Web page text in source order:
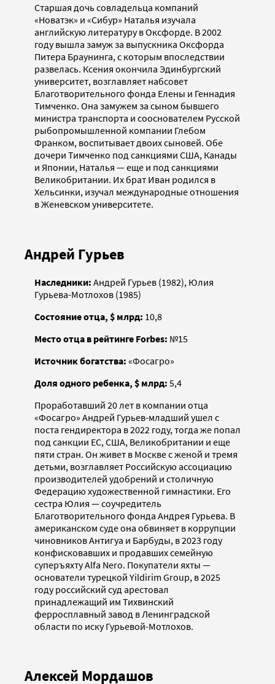
Старшая дочь совладельца компаний
«Новатэк» и «Сибур» Наталья изучала
английскую литературу в Оксфорде. В 2002
году вышла замуж за выпускника Оксфорда
Питера Браунинга, с которым впоследствии
развелась. Ксения окончила Эдинбургский
университет, возглавляет набсовет
Благотворительного фонда Елены и Геннадия
Тимченко. Она замужем за сыном бывшего
министра транспорта и сооснователем Русской
рыбопромышленной компании Глебом
Франком, воспитывает двоих сыновей. Обе
дочери Тимченко под санкциями США, Канады
и Японии, Наталья — еще и под санкциями
Великобритании. Их брат Иван родился в
Хельсинки, изучал международные отношения
в Женевском университете.
Андрей Гурьев
Наследники: Андрей Гурьев (1982), Юлия
Гурьева-Мотлохов (1985)
Состояние отца, $ млрд: 10,8
Место отца в рейтинге Forbes: №15
Источник богатства: «Фосагро»
Доля одного ребенка, $ млрд: 5,4
Проработавший 20 лет в компании отца
«Фосагро» Андрей Гурьев-младший ушел с
поста гендиректора в 2022 году, тогда же попал
под санкции ЕС, США, Великобритании и еще
пяти стран. Он живет в Москве с женой и тремя
детьми, возглавляет Российскую ассоциацию
производителей удобрений и столичную
Федерацию художественной гимнастики. Его
сестра Юлия — соучредитель
Благотворительного фонда Андрея Гурьева. В
американском суде она обвиняет в коррупции
чиновников Антигуа и Барбуды, в 2023 году
конфисковавших и продавших семейную
суперъяхту Alfa Nero. Покупатели яхты —
основатели турецкой Yildirim Group, в 2025
году российский суд арестовал
принадлежащий им Тихвинский
ферросплавный завод в Ленинградской
области по иску Гурьевой-Мотлохов.
Алексей Мордашов